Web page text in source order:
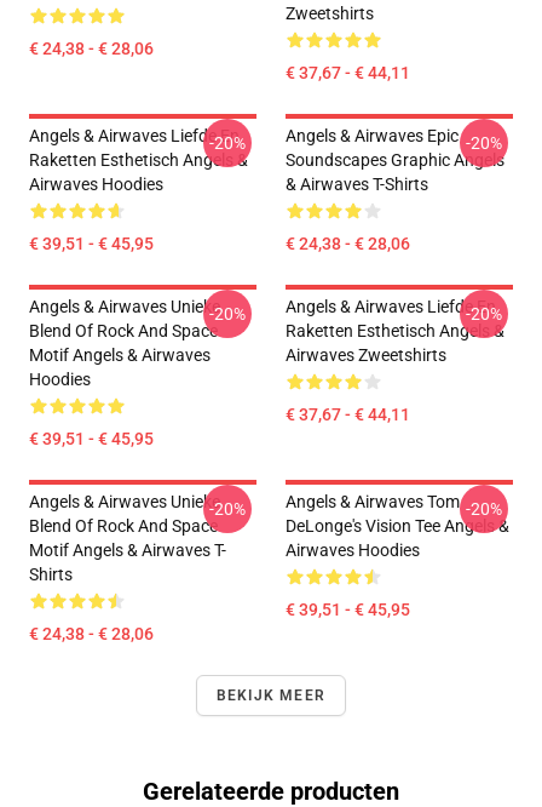
€ 24,38 - € 28,06
Zweetshirts
€ 37,67 - € 44,11
Angels & Airwaves Liefde En
Raketten Esthetisch Angels &
Airwaves Hoodies
€ 39,51 - € 45,95
-20%
Angels & Airwaves Epic
Soundscapes Graphic Angels
& Airwaves T-Shirts
€ 24,38 - € 28,06
-20%
Angels & Airwaves Unieke
Blend Of Rock And Space
Motif Angels & Airwaves
Hoodies
€ 39,51 - € 45,95
-20%
Angels & Airwaves Liefde En
Raketten Esthetisch Angels &
Airwaves Zweetshirts
€ 37,67 - € 44,11
-20%
Angels & Airwaves Unieke
Blend Of Rock And Space
Motif Angels & Airwaves T-
Shirts
€ 24,38 - € 28,06
-20%
Angels & Airwaves Tom
DeLonge's Vision Tee Angels &
Airwaves Hoodies
€ 39,51 - € 45,95
-20%
BEKIJK MEER
Gerelateerde producten